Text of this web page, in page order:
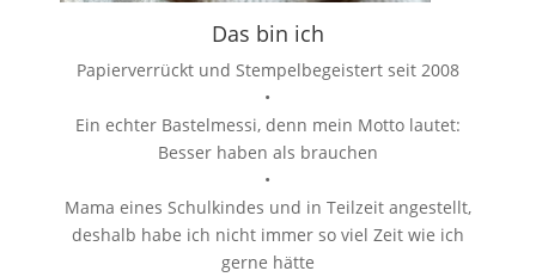
Das bin ich
Papierverrückt und Stempelbegeistert seit 2008
•
Ein echter Bastelmessi, denn mein Motto lautet:
Besser haben als brauchen
•
Mama eines Schulkindes und in Teilzeit angestellt,
deshalb habe ich nicht immer so viel Zeit wie ich
gerne hätte